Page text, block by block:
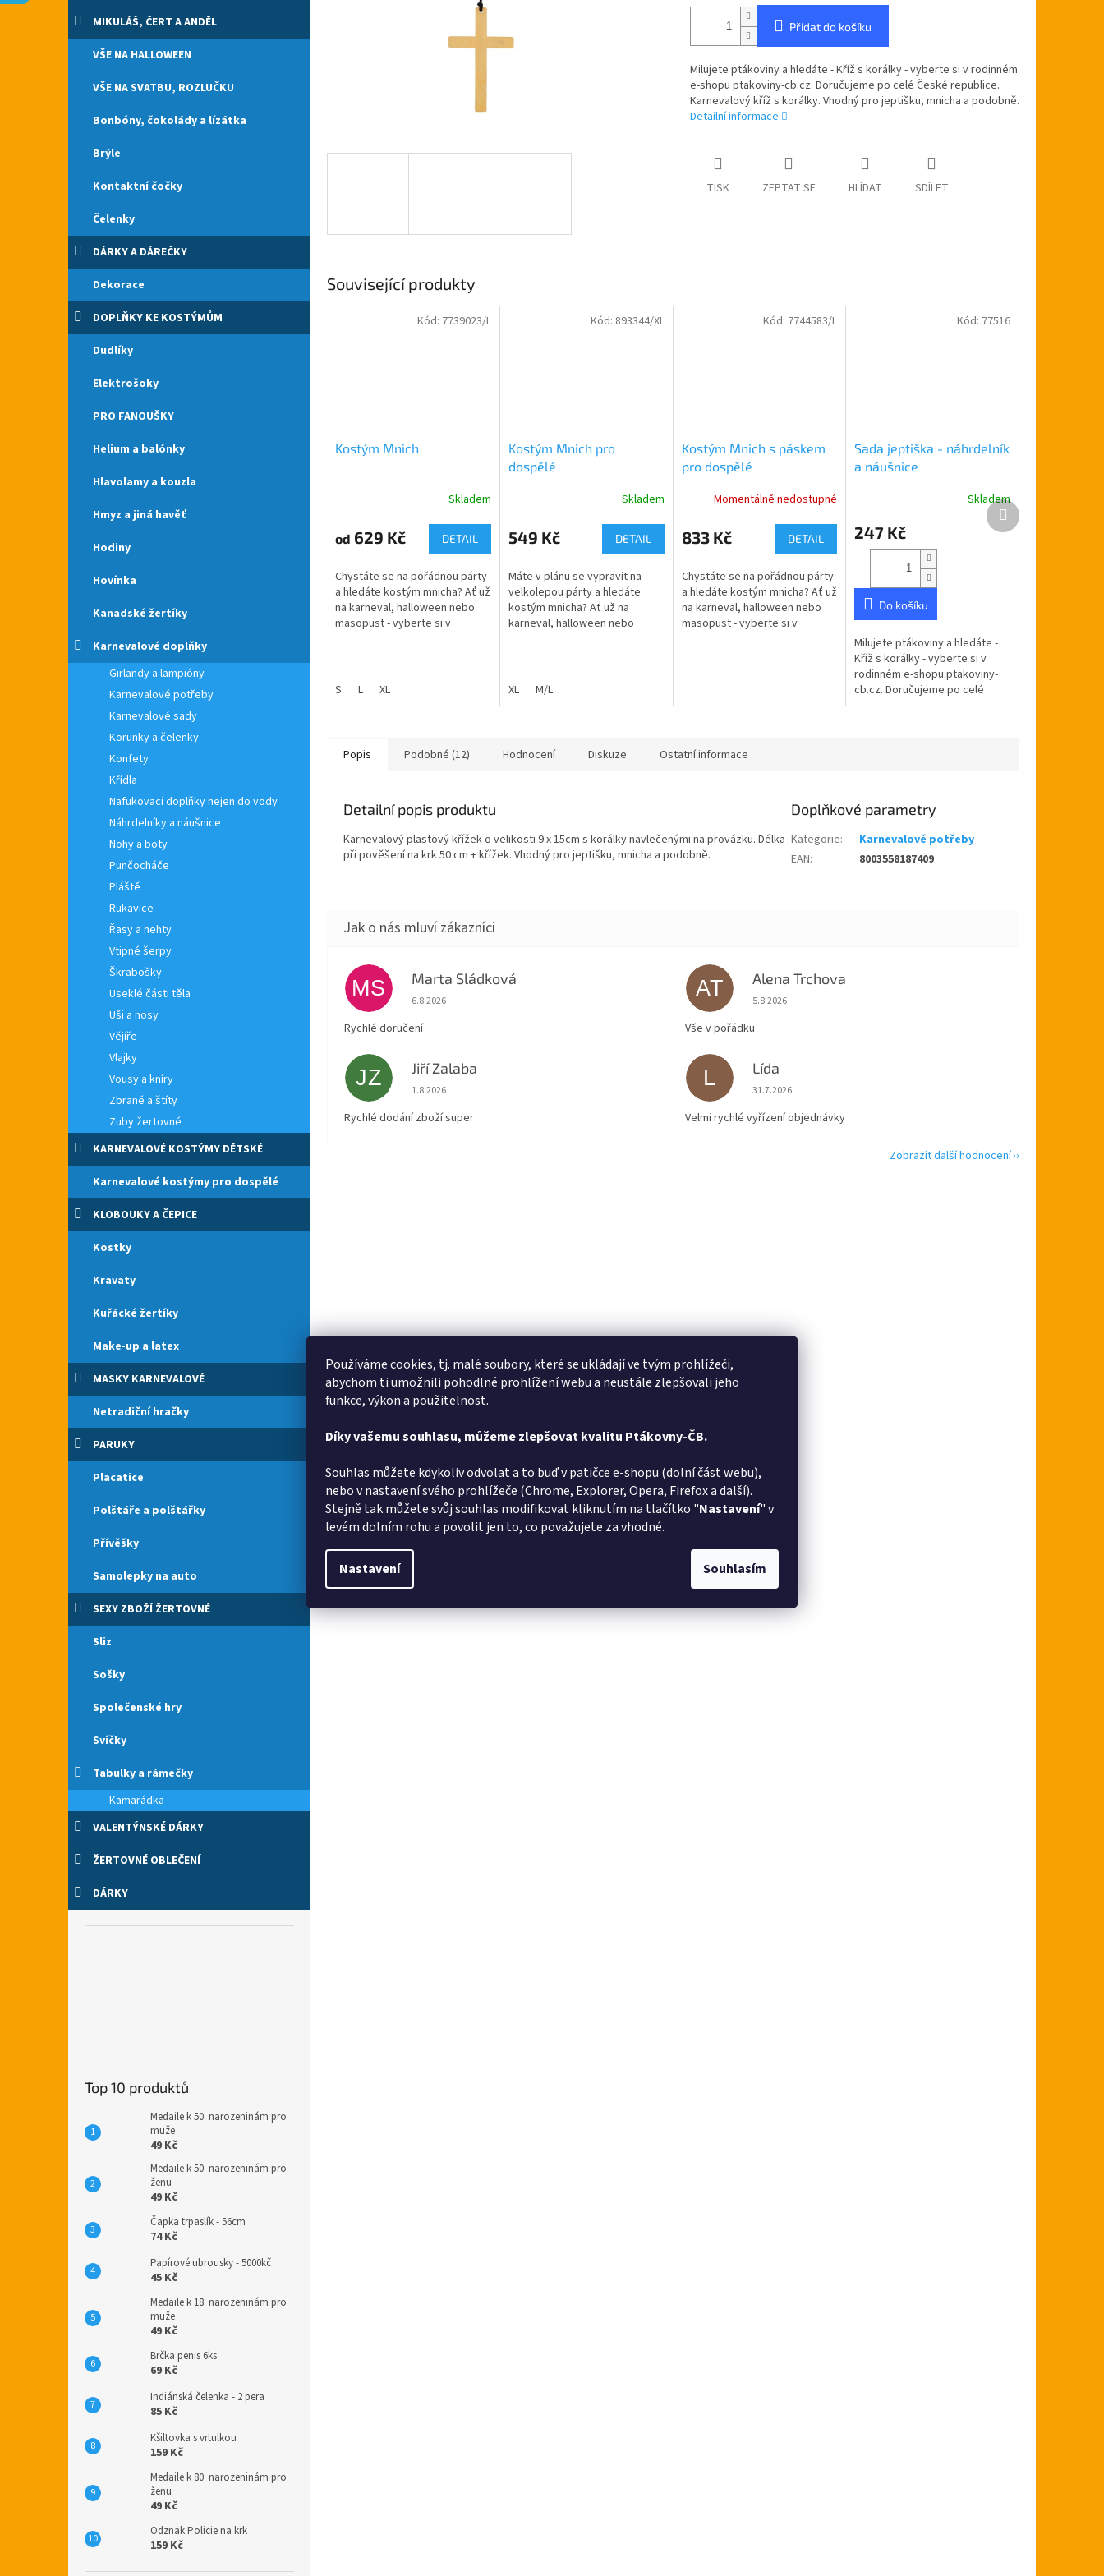
Používáme cookies, tj. malé soubory, které se ukládají ve tvým prohlížeči,
abychom ti umožnili pohodlné prohlížení webu a neustále zlepšovali jeho
funkce, výkon a použitelnost.
Díky vašemu souhlasu, můžeme zlepšovat kvalitu Ptákovny-ČB.
Souhlas můžete kdykoliv odvolat a to buď v patičce e-shopu (dolní část webu),
nebo v nastavení svého prohlížeče (Chrome, Explorer, Opera, Firefox a další).
Stejně tak můžete svůj souhlas modifikovat kliknutím na tlačítko "Nastavení" v
levém dolním rohu a povolit jen to, co považujete za vhodné.
Nastavení Souhlasím
e
l
MIKULÁŠ, ČERT A ANDĚL
VŠE NA HALLOWEEN
VŠE NA SVATBU, ROZLUČKU
Bonbóny, čokolády a lízátka
Brýle
Kontaktní čočky
Čelenky
DÁRKY A DÁREČKY
Dekorace
DOPLŇKY KE KOSTÝMŮM
Dudlíky
Elektrošoky
PRO FANOUŠKY
Helium a balónky
Hlavolamy a kouzla
Hmyz a jiná havěť
Hodiny
Hovínka
Kanadské žertíky
Karnevalové doplňky
Girlandy a lampióny
Karnevalové potřeby
Karnevalové sady
Korunky a čelenky
Konfety
Křídla
Nafukovací doplňky nejen do vody
Náhrdelníky a náušnice
Nohy a boty
Punčocháče
Pláště
Rukavice
Řasy a nehty
Vtipné šerpy
Škrabošky
Useklé části těla
Uši a nosy
Vějíře
Vlajky
Vousy a kníry
Zbraně a štíty
Zuby žertovné
KARNEVALOVÉ KOSTÝMY DĚTSKÉ
Karnevalové kostýmy pro dospělé
KLOBOUKY A ČEPICE
Kostky
Kravaty
Kuřácké žertíky
Make-up a latex
MASKY KARNEVALOVÉ
Netradiční hračky
PARUKY
Placatice
Polštáře a polštářky
Přívěšky
Samolepky na auto
SEXY ZBOŽÍ ŽERTOVNÉ
Sliz
Sošky
Společenské hry
Svíčky
Tabulky a rámečky
Kamarádka
VALENTÝNSKÉ DÁRKY
ŽERTOVNÉ OBLEČENÍ
DÁRKY
Top 10 produktů
Medaile k 50. narozeninám pro
muže
49 Kč
Medaile k 50. narozeninám pro
ženu
49 Kč
Čapka trpaslík - 56cm
74 Kč
Papírové ubrousky - 5000kč
45 Kč
Medaile k 18. narozeninám pro
muže
49 Kč
Brčka penis 6ks
69 Kč
Indiánská čelenka - 2 pera
85 Kč
Kšiltovka s vrtulkou
159 Kč
Medaile k 80. narozeninám pro
ženu
49 Kč
Odznak Policie na krk
159 Kč
Přidat do košíku
Milujete ptákoviny a hledáte - Kříž s korálky - vyberte si v rodinném
e-shopu ptakoviny-cb.cz. Doručujeme po celé České republice.
Karnevalový kříž s korálky. Vhodný pro jeptišku, mnicha a podobně.
Detailní informace
TISK ZEPTAT SE HLÍDAT SDÍLET
Související produkty
Kostým Mnich
produktu
je
z
5
hvězdiček.
Skladem
od 629 Kč DETAIL
Chystáte se na pořádnou párty
a hledáte kostým mnicha? Ať už
na karneval, halloween nebo
masopust - vyberte si v
S
L XL
Kód: 7739023/L
Kostým Mnich pro
dospělé
produktu
je
z
5
hvězdiček.
Skladem
549 Kč DETAIL
Máte v plánu se vypravit na
velkolepou párty a hledáte
kostým mnicha? Ať už na
karneval, halloween nebo
XL
M/L
Kód: 893344/XL
Kostým Mnich s páskem
pro dospělé
Momentálně nedostupné
833 Kč DETAIL
Chystáte se na pořádnou párty
a hledáte kostým mnicha? Ať už
na karneval, halloween nebo
masopust - vyberte si v
Kód: 7744583/L
Sada jeptiška - náhrdelník
a náušnice
Skladem
247 Kč
Do košíku
Milujete ptákoviny a hledáte -
Kříž s korálky - vyberte si v
rodinném e-shopu ptakoviny-
cb.cz. Doručujeme po celé
Kód: 77516
Další
produkt
Popis Podobné (12) Hodnocení Diskuze Ostatní informace
Detailní popis produktu
Karnevalový plastový křížek o velikosti 9 x 15cm s korálky navlečenými na provázku. Délka
při pověšení na krk 50 cm + křížek. Vhodný pro jeptišku, mnicha a podobně.
Doplňkové parametry
Kategorie:
Karnevalové potřeby
EAN: 8003558187409
MS Marta Sládková
Hodnocení obchodu je 5 z 5 hvězdiček.
6.8.2026
Rychlé doručení
AT Alena Trchova
Hodnocení obchodu je 5 z 5 hvězdiček.
5.8.2026
Vše v pořádku
JZ Jiří Zalaba
Hodnocení obchodu je 5 z 5 hvězdiček.
1.8.2026
Rychlé dodání zboží super
L Lída
Hodnocení obchodu je 5 z 5 hvězdiček.
31.7.2026
Velmi rychlé vyřízení objednávky
Zobrazit další hodnocení